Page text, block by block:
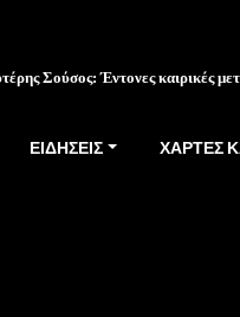
Σούσος: Έντονες καιρικές
ΕΙΔΗΣΕΙΣ ΧΑΡΤΕΣ